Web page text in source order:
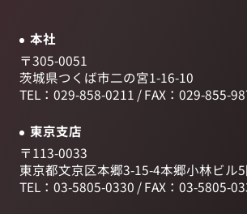
本社
〒305-0051
茨城県つくば市二の宮1-16-10
TEL：029-858-0211 /FAX：029-855-
東京支店
〒113-0033
東京都文京区本郷3-15-4本郷小林ビル
TEL：03-5805-0330 /FAX：03-5805-